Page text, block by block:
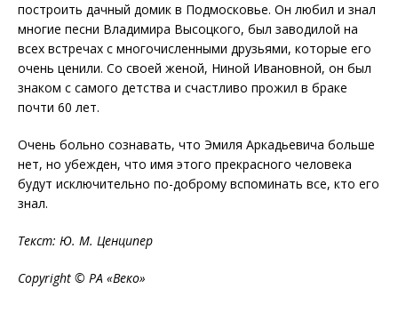
построить дачный домик в Подмосковье. Он любил и знал
многие песни Владимира Высоцкого, был заводилой на
всех встречах с многочисленными друзьями, которые его
очень ценили. Со своей женой, Ниной Ивановной, он был
знаком с самого детства и счастливо прожил в браке
почти 60 лет.
Очень больно сознавать, что Эмиля Аркадьевича больше
нет, но убежден, что имя этого прекрасного человека
будут исключительно по-доброму вспоминать все, кто его
знал.
Текст: Ю. М. Ценципер
Copyright © РА «Веко»